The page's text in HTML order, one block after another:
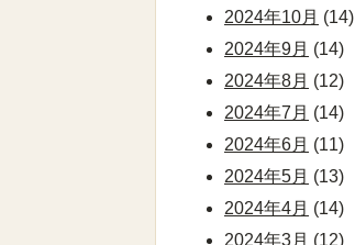
2024年10月 (14)
2024年9月 (14)
2024年8月 (12)
2024年7月 (14)
2024年6月 (11)
2024年5月 (13)
2024年4月 (14)
2024年3月 (12)